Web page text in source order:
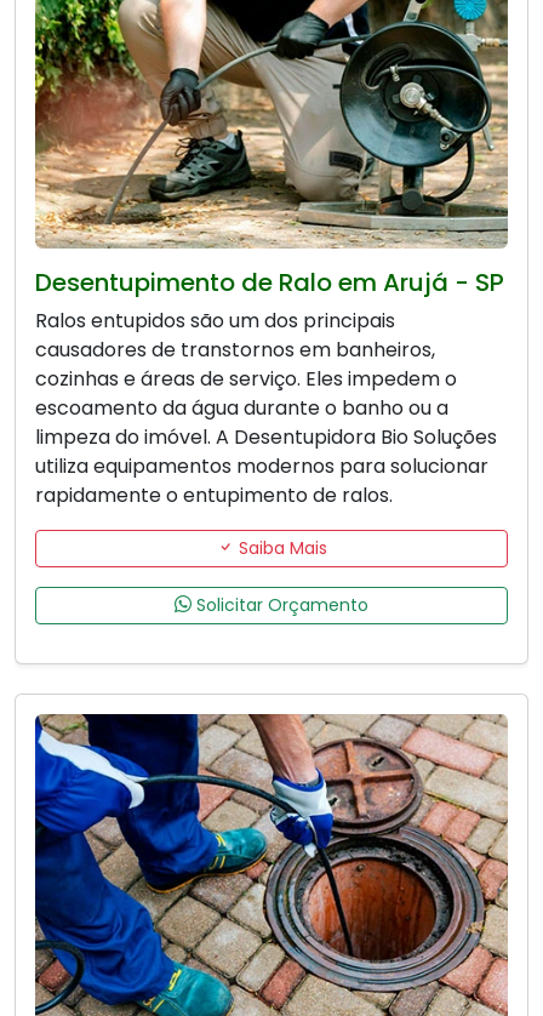
Desentupimento de Ralo em Arujá - SP
Ralos entupidos são um dos principais
causadores de transtornos em banheiros,
cozinhas e áreas de serviço. Eles impedem o
escoamento da água durante o banho ou a
limpeza do imóvel. A Desentupidora Bio Soluções
utiliza equipamentos modernos para solucionar
rapidamente o entupimento de ralos.
Saiba Mais
Solicitar Orçamento